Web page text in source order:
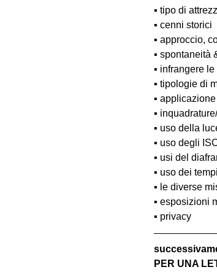
▪️ tipo di
▪️ cenni storici
▪️ approccio,
▪️ spontaneità
▪️ infrangere
▪️ tipologie di
▪️
▪️
▪️ uso della
▪️ uso degli
▪️ usi del
▪️ uso dei tempi
▪️ le diverse
▪️ esposizioni
▪️ privacy
PER UNA